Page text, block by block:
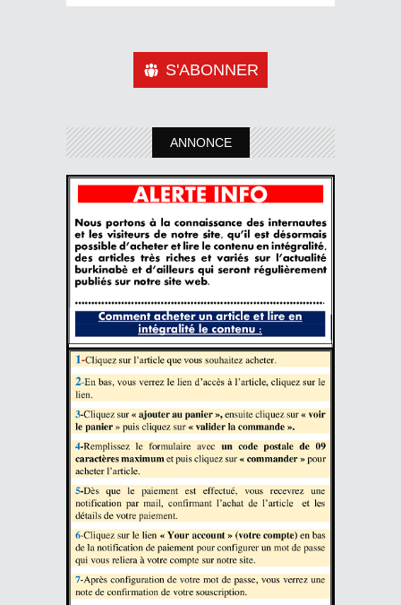
S'ABONNER
ANNONCE